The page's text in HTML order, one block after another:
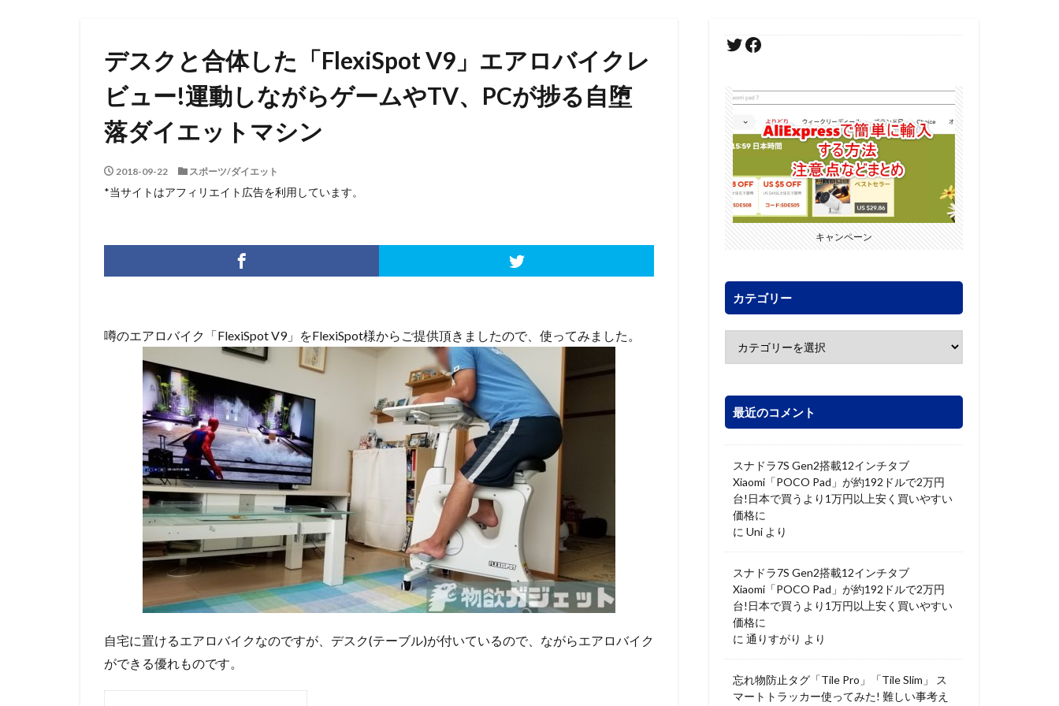
デスクと合体した「FlexiSpot V9」エアロバイクレ
ビュー!運動しながらゲームやTV、PCが捗る自堕
落ダイエットマシン
2018-09-22 スポーツ/ダイエット
*当サイトはアフィリエイト広告を利用しています。
噂のエアロバイク「FlexiSpot V9」をFlexiSpot様からご提供頂きましたので、使ってみました。
自宅に置けるエアロバイクなのですが、デスク(テーブル)が付いているので、ながらエアロバイク
ができる優れものです。
キャンペーン
カテゴリー
最近のコメント
スナドラ7S Gen2搭載12インチタブ
Xiaomi「POCO Pad」が約192ドルで2万円
台!日本で買うより1万円以上安く買いやすい
価格に
に Uni より
スナドラ7S Gen2搭載12インチタブ
Xiaomi「POCO Pad」が約192ドルで2万円
台!日本で買うより1万円以上安く買いやすい
価格に
に 通りすがり より
忘れ物防止タグ「Tile Pro」「Tile Slim」 ス
マートトラッカー使ってみた! 難しい事考え